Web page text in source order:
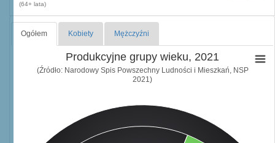
(64+ lata)
Ogółem Kobiety Mężczyźni
Produkcyjne grupy wieku, 2021
(Źródło: Narodowy Spis Powszechny Ludności i Mieszkań, NSP
2021)